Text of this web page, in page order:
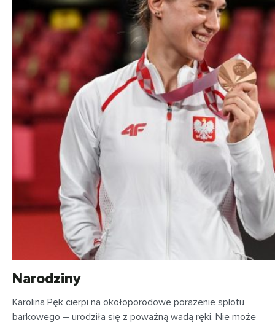
Narodziny
Karolina Pęk cierpi na okołoporodowe porażenie splotu
barkowego – urodziła się z poważną wadą ręki. Nie może